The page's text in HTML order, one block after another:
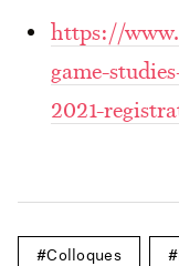
https://
game-
2021-
Colloques